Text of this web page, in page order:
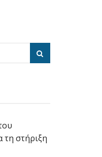
τη στήριξη